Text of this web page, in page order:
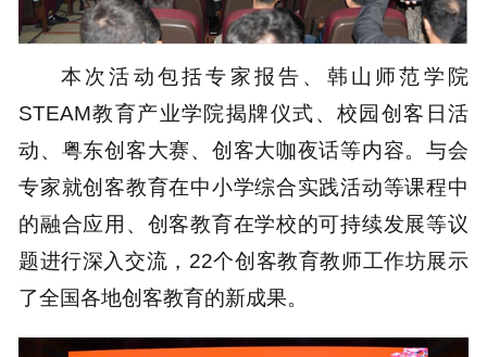
本次活动包括专家报告、韩山师范学院
STEAM教育产业学院揭牌仪式、校园创客日活
动、粤东创客大赛、创客大咖夜话等内容。与会
专家就创客教育在中小学综合实践活动等课程中
的融合应用、创客教育在学校的可持续发展等议
题进行深入交流，22个创客教育教师工作坊展示
了全国各地创客教育的新成果。